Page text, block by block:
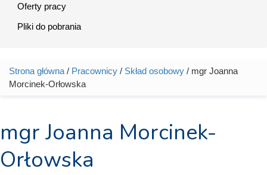
Oferty pracy
Pliki do pobrania
Jesteś tutaj
Strona główna / Pracownicy / Skład osobowy / mgr Joanna
Morcinek-Orłowska
mgr Joanna Morcinek-
Orłowska